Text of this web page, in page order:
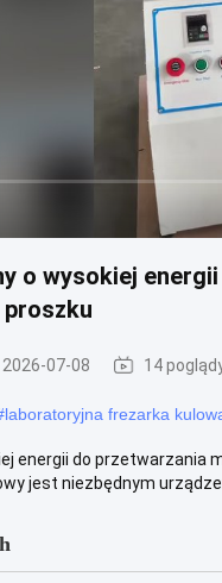
o wysokiej
2026-07-08 14
laboratoryjna frezarka
energii do
jest niezbędnym